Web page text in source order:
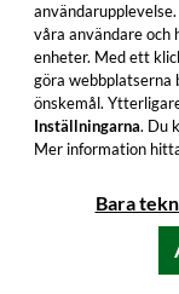
1800
Den blå
kommer
våra användare och
enheter. Med ett
göra webbplatserna
önskemål.
Inställningarna. Du
Mer information
Bara